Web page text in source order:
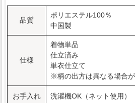
品質
ポリエステル100％
中国製
仕様
着物単品
仕立済み
単衣仕立て
※柄の出方は異なる場合が
お手入れ 洗濯機OK（ネット使用）